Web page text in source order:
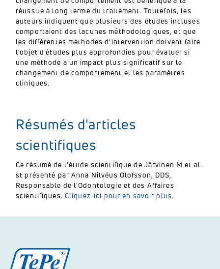
réussite à long terme du traitement. Toutefois, les
auteurs indiquent que plusieurs des études incluses
comportaient des lacunes méthodologiques, et que
les différentes méthodes d’intervention doivent faire
l’objet d’études plus approfondies pour évaluer si
une méthode a un impact plus significatif sur le
changement de comportement et les paramètres
cliniques.
Résumés d'articles
scientifiques
Ce résumé de l'étude scientifique de Järvinen M et al.
st présenté par Anna Nilvéus Olofsson, DDS,
Responsable de l'Odontologie et des Affaires
scientifiques. Cliquez-ici pour en savoir plus.